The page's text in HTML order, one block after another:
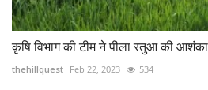
कृषि विभाग की टीम ने पीला रतुआ की आशंका
thehillquest Feb 22, 2023 534